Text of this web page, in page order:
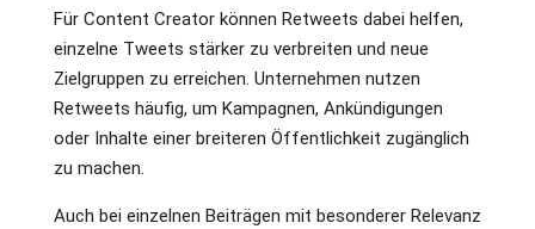
Für Content Creator können Retweets dabei helfen,
einzelne Tweets stärker zu verbreiten und neue
Zielgruppen zu erreichen. Unternehmen nutzen
Retweets häufig, um Kampagnen, Ankündigungen
oder Inhalte einer breiteren Öffentlichkeit zugänglich
zu machen.
Auch bei einzelnen Beiträgen mit besonderer Relevanz